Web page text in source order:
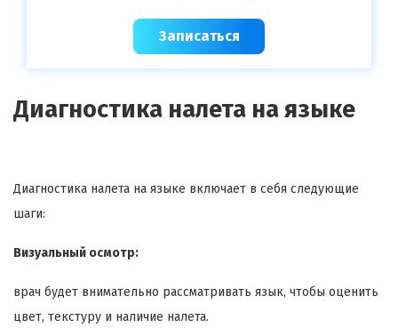
Записаться
Диагностика налета на языке
Диагностика налета на языке включает в себя следующие
шаги:
Визуальный осмотр:
врач будет внимательно рассматривать язык, чтобы оценить
цвет, текстуру и наличие налета.